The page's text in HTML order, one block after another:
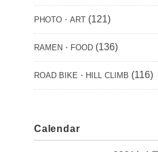
PHOTO・ART (121)
RAMEN・FOOD (136)
ROAD BIKE・HILL CLIMB (116)
Calendar